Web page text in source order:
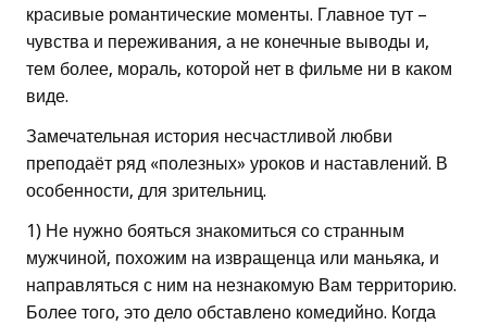
красивые романтические моменты. Главное тут –
чувства и переживания, а не конечные выводы и,
тем более, мораль, которой нет в фильме ни в каком
виде.
Замечательная история несчастливой любви
преподаёт ряд «полезных» уроков и наставлений. В
особенности, для зрительниц.
1) Не нужно бояться знакомиться со странным
мужчиной, похожим на извращенца или маньяка, и
направляться с ним на незнакомую Вам территорию.
Более того, это дело обставлено комедийно. Когда